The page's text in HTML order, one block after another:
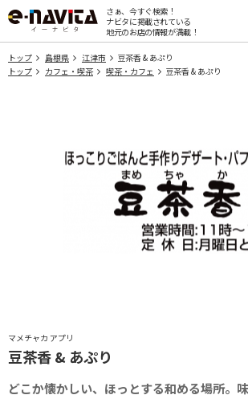
さぁ、今すぐ検索！
ナビタに掲載されている
地元のお店の情報が満載！
トップ 島根県 江津市
豆茶香 & あぷり
トップ
カフェ・喫茶 喫茶・カフェ 豆茶香 & あぷり
マメチャカ アプリ
豆茶香 & あぷり
どこか懐かしい、ほっとする和める場所。